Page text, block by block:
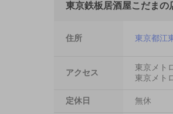
東京鉄板居酒屋こだまの
住所 東京都江
アクセス
東京メト
東京メト
定休日 無休